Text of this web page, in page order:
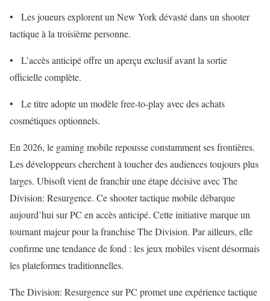
• Les joueurs explorent un New York dévasté dans un shooter
tactique à la troisième personne.
• L’accès anticipé offre un aperçu exclusif avant la sortie
officielle complète.
• Le titre adopte un modèle free-to-play avec des achats
cosmétiques optionnels.
En 2026, le gaming mobile repousse constamment ses frontières.
Les développeurs cherchent à toucher des audiences toujours plus
larges. Ubisoft vient de franchir une étape décisive avec The
Division: Resurgence. Ce shooter tactique mobile débarque
aujourd’hui sur PC en accès anticipé. Cette initiative marque un
tournant majeur pour la franchise The Division. Par ailleurs, elle
confirme une tendance de fond : les jeux mobiles visent désormais
les plateformes traditionnelles.
The Division: Resurgence sur PC promet une expérience tactique